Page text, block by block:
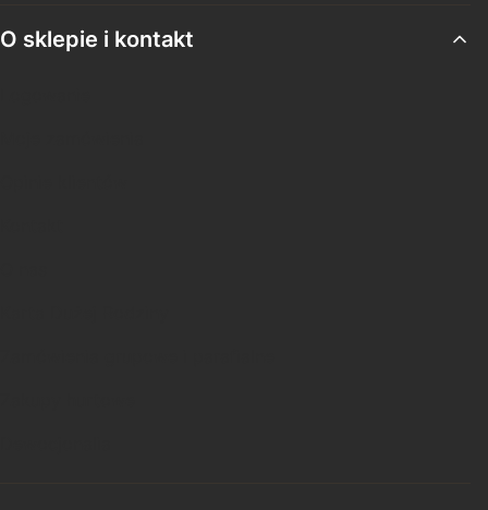
O sklepie i kontakt